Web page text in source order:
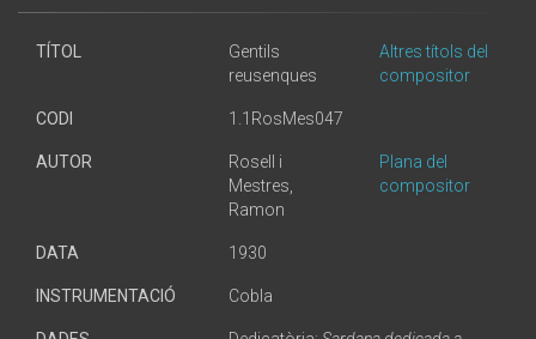
TÍTOL
Gentils
reusenques
Altres títols del
compositor
CODI 1.1RosMes047
AUTOR
Rosell i
Mestres,
Ramon
Plana del
compositor
DATA 1930
INSTRUMENTACIÓ Cobla